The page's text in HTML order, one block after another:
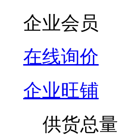
企业会员
在线询价
企业旺铺
供货总量